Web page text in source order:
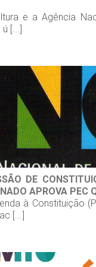
e a Agência
[...]
DE
APROVA PEC
à Constituição
[...]